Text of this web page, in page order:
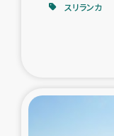
スリランカ